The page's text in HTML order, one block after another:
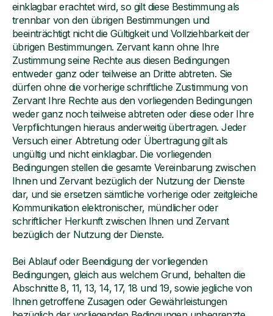
einklagbar erachtet wird, so gilt diese Bestimmung als
trennbar von den übrigen Bestimmungen und
beeinträchtigt nicht die Gültigkeit und Vollziehbarkeit der
übrigen Bestimmungen. Zervant kann ohne Ihre
Zustimmung seine Rechte aus diesen Bedingungen
entweder ganz oder teilweise an Dritte abtreten. Sie
dürfen ohne die vorherige schriftliche Zustimmung von
Zervant Ihre Rechte aus den vorliegenden Bedingungen
weder ganz noch teilweise abtreten oder diese oder Ihre
Verpflichtungen hieraus anderweitig übertragen. Jeder
Versuch einer Abtretung oder Übertragung gilt als
ungültig und nicht einklagbar. Die vorliegenden
Bedingungen stellen die gesamte Vereinbarung zwischen
Ihnen und Zervant bezüglich der Nutzung der Dienste
dar, und sie ersetzen sämtliche vorherige oder zeitgleiche
Kommunikation elektronischer, mündlicher oder
schriftlicher Herkunft zwischen Ihnen und Zervant
bezüglich der Nutzung der Dienste.
Bei Ablauf oder Beendigung der vorliegenden
Bedingungen, gleich aus welchem Grund, behalten die
Abschnitte 8, 11, 13, 14, 17, 18 und 19, sowie jegliche von
Ihnen getroffene Zusagen oder Gewährleistungen